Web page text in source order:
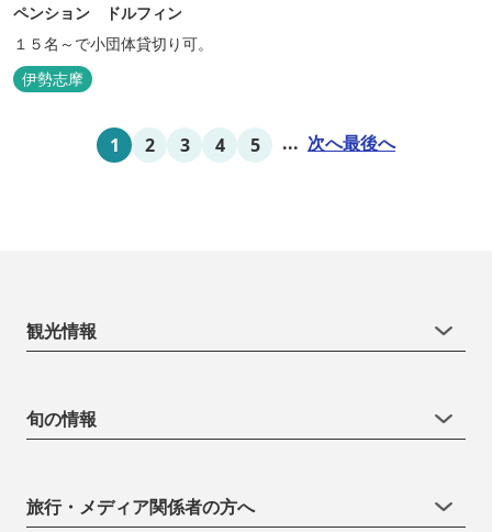
ペンション ドルフィン
１５名～で小団体貸切り可。
伊勢志摩
1 2 3 4 5 ... 次へ最後へ
観光情報
旬の情報
旅行・メディア関係者の方へ